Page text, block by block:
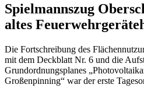
Spielmannszug
altes
Die Fortschreibung des
mit dem Deckblatt Nr. 6 und die
Grundordnungsplanes
Großenpinning“ war der erste